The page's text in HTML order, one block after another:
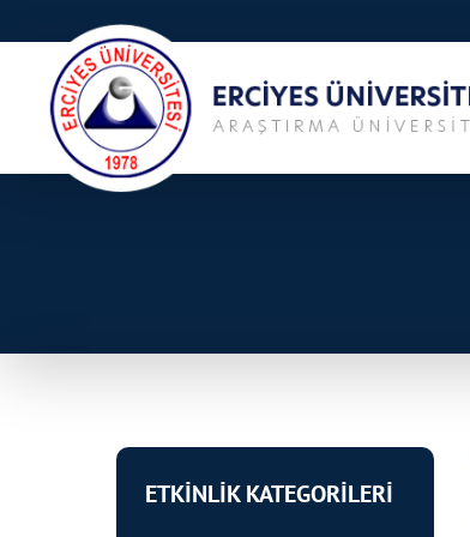
ETKİNLİK KATEGORİLERİ